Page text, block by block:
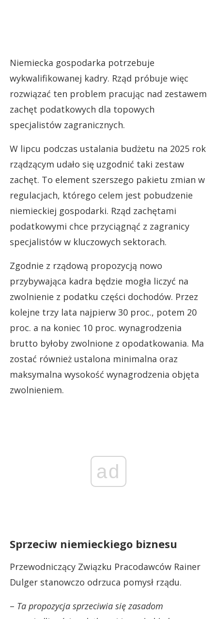
Niemiecka gospodarka potrzebuje
wykwalifikowanej kadry. Rząd próbuje więc
rozwiązać ten problem pracując nad zestawem
zachęt podatkowych dla topowych
specjalistów zagranicznych.
W lipcu podczas ustalania budżetu na 2025 rok
rządzącym udało się uzgodnić taki zestaw
zachęt. To element szerszego pakietu zmian w
regulacjach, którego celem jest pobudzenie
niemieckiej gospodarki. Rząd zachętami
podatkowymi chce przyciągnąć z zagranicy
specjalistów w kluczowych sektorach.
Zgodnie z rządową propozycją nowo
przybywająca kadra będzie mogła liczyć na
zwolnienie z podatku części dochodów. Przez
kolejne trzy lata najpierw 30 proc., potem 20
proc. a na koniec 10 proc. wynagrodzenia
brutto byłoby zwolnione z opodatkowania. Ma
zostać również ustalona minimalna oraz
maksymalna wysokość wynagrodzenia objęta
zwolnieniem.
ad
Sprzeciw niemieckiego biznesu
Przewodniczący Związku Pracodawców Rainer
Dulger stanowczo odrzuca pomysł rządu.
– Ta propozycja sprzeciwia się zasadom